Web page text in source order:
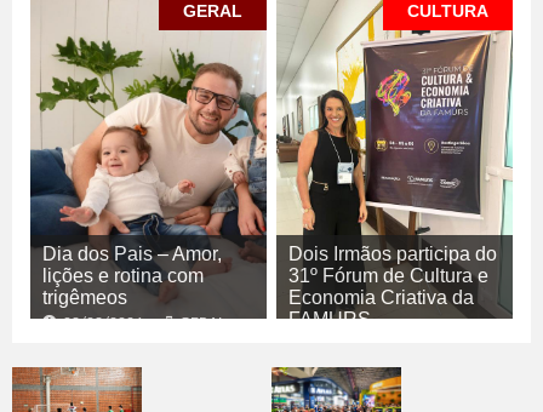
GERAL
Dia dos Pais – Amor,
lições e rotina com
trigêmeos
08/08/2026 GERAL
CULTURA
Dois Irmãos participa do
31º Fórum de Cultura e
Economia Criativa da
FAMURS
CULTURA